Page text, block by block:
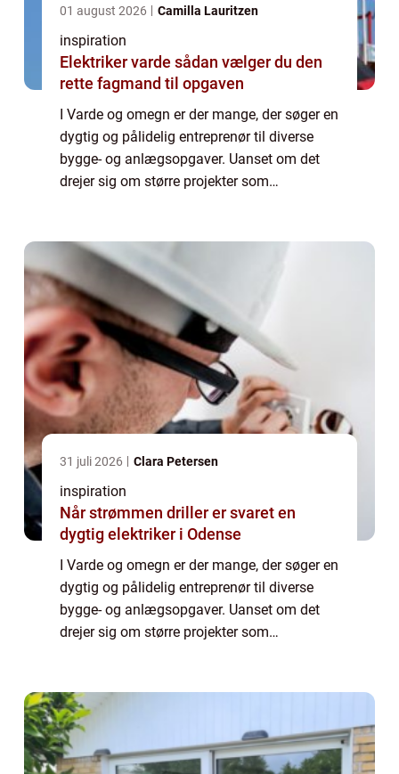
01 august 2026 Camilla Lauritzen
inspiration
Elektriker varde sådan vælger du den
rette fagmand til opgaven
I Varde og omegn er der mange, der søger en
dygtig og pålidelig entreprenør til diverse
bygge- og anlægsopgaver. Uanset om det
drejer sig om større projekter som
31 juli 2026 Clara Petersen
inspiration
Når strømmen driller er svaret en
dygtig elektriker i Odense
I Varde og omegn er der mange, der søger en
dygtig og pålidelig entreprenør til diverse
bygge- og anlægsopgaver. Uanset om det
drejer sig om større projekter som